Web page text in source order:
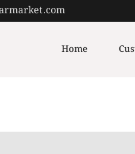
Home